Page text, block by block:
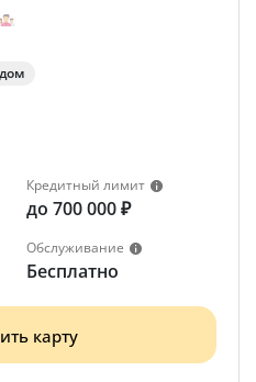
Кредитный лимит
до 700 000 ₽
Обслуживание
Бесплатно
карту